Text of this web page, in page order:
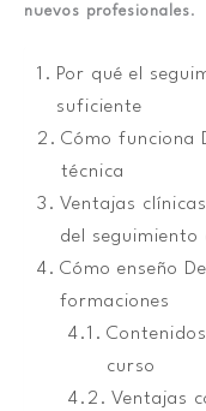
nuevos profesionales.
Por qué el
suficiente
Cómo funciona
técnica
Ventajas
del seguimiento
Cómo enseño
formaciones
curso
Ventajas